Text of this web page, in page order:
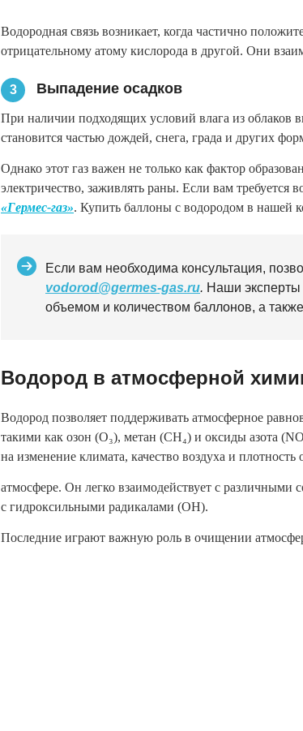
Водородная связь возникает, когда частично
отрицательному атому кислорода в другой. Они
3 Выпадение осадков
При наличии подходящих условий влага из облаков
становится частью дождей, снега, града и других
Однако этот газ важен не только как фактор
электричество, заживлять раны. Если вам
«Гермес-газ». Купить баллоны с водородом в нашей
Если вам необходима консультация,
vodorod@germes-gas.ru. Наши эксперты
объемом и количеством баллонов, а
Водород в атмосферной
Водород позволяет поддерживать атмосферное
такими как озон (O₃), метан (CH₄) и оксиды азота
на изменение климата, качество воздуха и плотность
атмосфере. Он легко взаимодействует с
с гидроксильными радикалами (OH).
Последние играют важную роль в очищении